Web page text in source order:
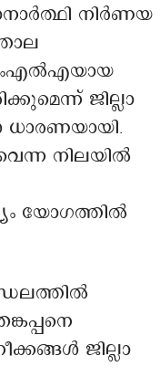
നിർണയ
ജില്ലാ
നിലയിൽ
യോഗത്തിൽ
ജില്ലാ